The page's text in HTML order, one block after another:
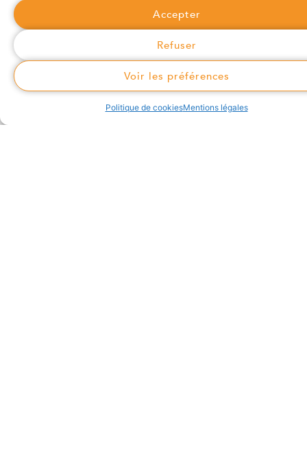
Accepter
Refuser
Voir les préférences
Politique de cookiesMentions légales
Rapports d'activité
Syane
Projets